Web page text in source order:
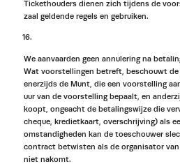
Tickethouders dienen zich tijdens de
zaal geldende regels en gebruiken.
We aanvaarden geen annulering na
Wat voorstellingen betreft, beschouwt
enerzijds de Munt, die een voorstelling
uur van de voorstelling bepaalt, en
koopt, ongeacht de betalingswijze die
cheque, kredietkaart, overschrijving) als
omstandigheden kan de toeschouwer
contract betwisten als de organisator
niet nakomt.